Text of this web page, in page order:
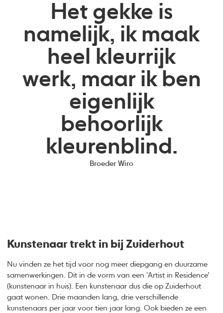
Het gekke is
namelijk, ik maak
heel kleurrijk
werk, maar ik ben
eigenlijk
behoorlijk
kleurenblind.
Broeder Wiro
Kunstenaar trekt in bij Zuiderhout
Nu vinden ze het tijd voor nog meer diepgang en duurzame
samenwerkingen. Dit in de vorm van een ‘Artist in Residence’
(kunstenaar in huis). Een kunstenaar dus die op Zuiderhout
gaat wonen. Drie maanden lang, drie verschillende
kunstenaars per jaar voor tien jaar lang. Ook bieden ze een